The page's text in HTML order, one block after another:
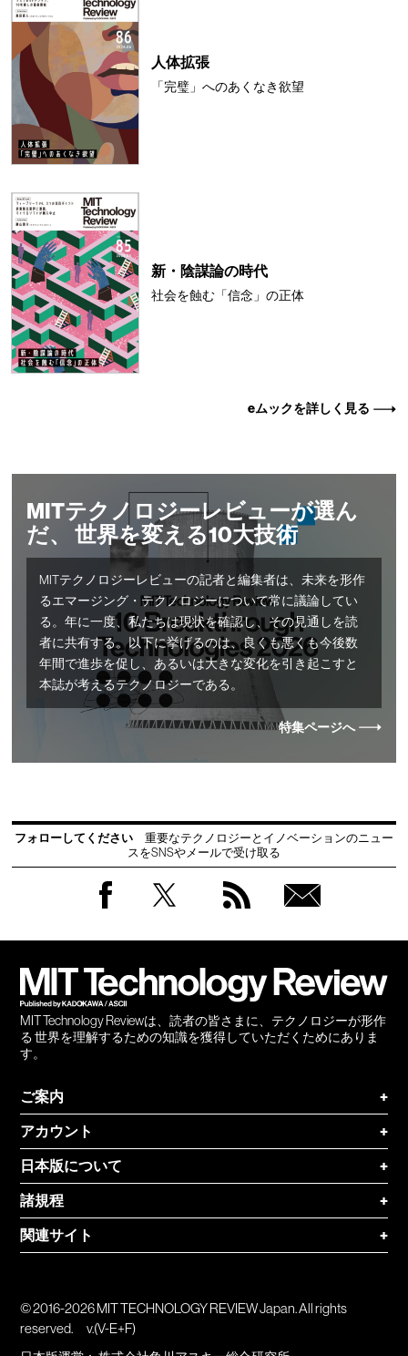
人体拡張
「完璧」へのあくなき欲望
新・陰謀論の時代
社会を蝕む「信念」の正体
eムックを詳しく見る
MITテクノロジーレビューが選ん
だ、 世界を変える10大技術
MITテクノロジーレビューの記者と編集者は、未来を形作
るエマージング・テクノロジーについて常に議論してい
る。年に一度、私たちは現状を確認し、その見通しを読
者に共有する。以下に挙げるのは、良くも悪くも今後数
年間で進歩を促し、あるいは大きな変化を引き起こすと
本誌が考えるテクノロジーである。
特集ページへ
フォローしてください
重要なテクノロジーとイノベーションのニュー
スをSNSやメールで受け取る
MIT Technology Reviewは、読者の皆さまに、テクノロジーが形作
る 世界を理解するための知識を獲得していただくためにありま
す。
ご案内
+
アカウント
+
日本版について
+
諸規程
+
関連サイト
+
© 2016-2026 MIT TECHNOLOGY REVIEW Japan. All rights
reserved.
v.(V-E+F)